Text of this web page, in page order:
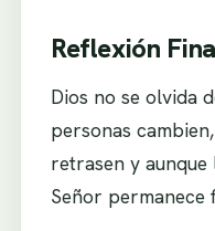
Reflexión
Dios no se olvida
personas
retrasen y
Señor permanece